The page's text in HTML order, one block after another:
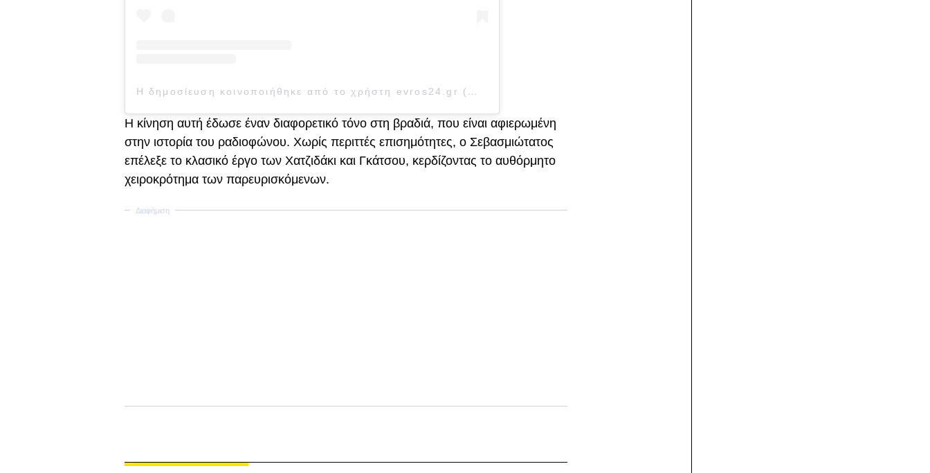
Η δημοσίευση κοινοποιήθηκε από το χρήστη evros24.gr (@evros24gr)
Η κίνηση αυτή έδωσε έναν διαφορετικό τόνο στη βραδιά, που είναι αφιερωμένη
στην ιστορία του ραδιοφώνου. Χωρίς περιττές επισημότητες, ο Σεβασμιώτατος
επέλεξε το κλασικό έργο των Χατζιδάκι και Γκάτσου, κερδίζοντας το αυθόρμητο
χειροκρότημα των παρευρισκόμενων.